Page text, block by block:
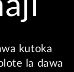
kutoka
la dawa